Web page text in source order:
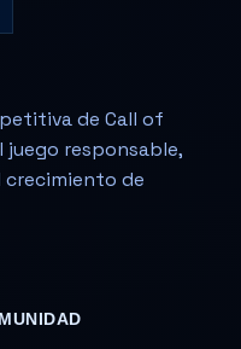
de Call of
responsable,
crecimiento de